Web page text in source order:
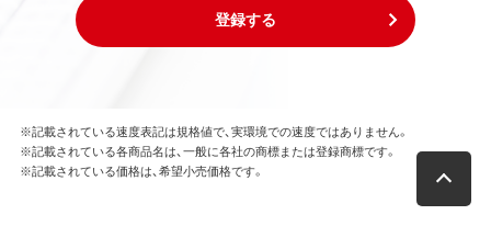
登録する
※記載されている速度表記は規格値で、実環境での速度ではありません。
※記載されている各商品名は、一般に各社の商標または登録商標です。
※記載されている価格は、希望小売価格です。